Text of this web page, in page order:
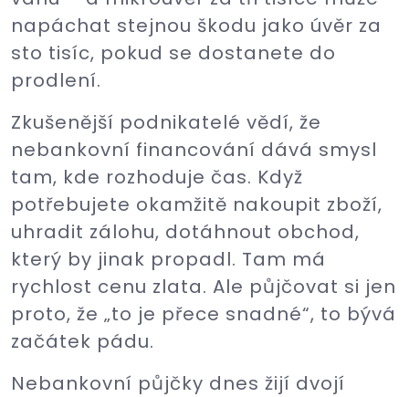
napáchat stejnou škodu jako úvěr za
sto tisíc, pokud se dostanete do
prodlení.
Zkušenější podnikatelé vědí, že
nebankovní financování dává smysl
tam, kde rozhoduje čas. Když
potřebujete okamžitě nakoupit zboží,
uhradit zálohu, dotáhnout obchod,
který by jinak propadl. Tam má
rychlost cenu zlata. Ale půjčovat si jen
proto, že „to je přece snadné“, to bývá
začátek pádu.
Nebankovní půjčky dnes žijí dvojí